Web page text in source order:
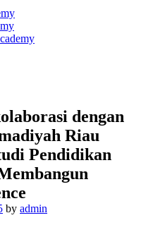
dengan
Riau
Pendidikan
by admin